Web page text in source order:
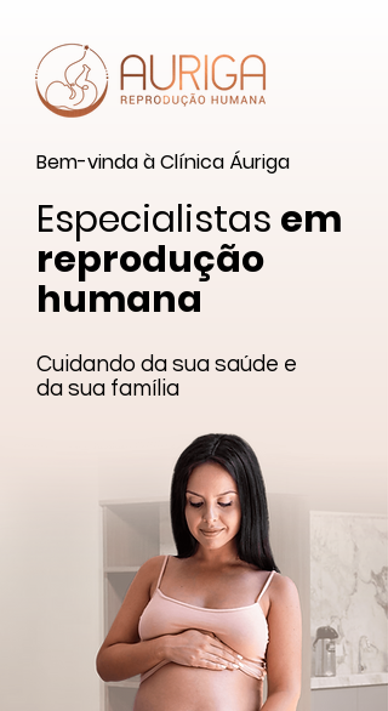
Bem-vinda à Clínica Áuriga
Especialistas em
reprodução
humana
Cuidando da sua saúde e
da sua família